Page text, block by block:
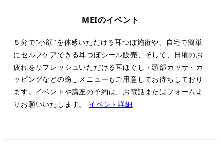
MEIのイベント
５分で"小顔"を体感いただける耳つぼ施術や、自宅で簡単
にセルフケアできる耳つぼシール販売、そして、日頃のお
疲れをリフレッシュいただける耳ほぐし・頭部カッサ・カ
ッピングなどの癒しメニューもご用意してお待ちしており
ます。イベントや講座の予約は、お電話またはフォームよ
りお願いいたします。 イベント詳細